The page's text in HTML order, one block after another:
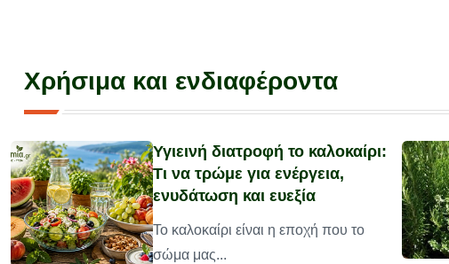
Χρήσιμα και ενδιαφέροντα
Υγιεινή διατροφή το καλοκαίρι:
Τι να τρώμε για ενέργεια,
ενυδάτωση και ευεξία
Το καλοκαίρι είναι η εποχή που το
σώμα μας...